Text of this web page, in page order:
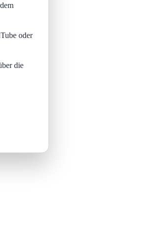
oder
die